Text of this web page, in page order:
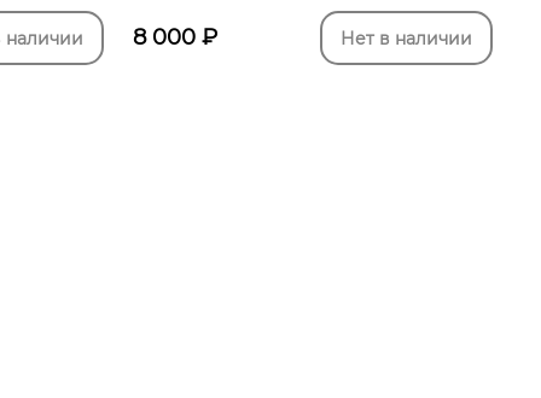
наличии 8 000₽ Нет в наличии